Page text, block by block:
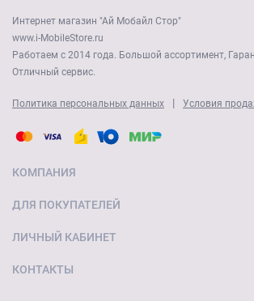
Интернет магазин "Ай Мобайл Стор"
www.i-MobileStore.ru
Работаем с 2014 года. Большой ассортимент,
Отличный сервис.
Политика персональных данных | Условия
КОМПАНИЯ
ДЛЯ ПОКУПАТЕЛЕЙ
ЛИЧНЫЙ КАБИНЕТ
КОНТАКТЫ